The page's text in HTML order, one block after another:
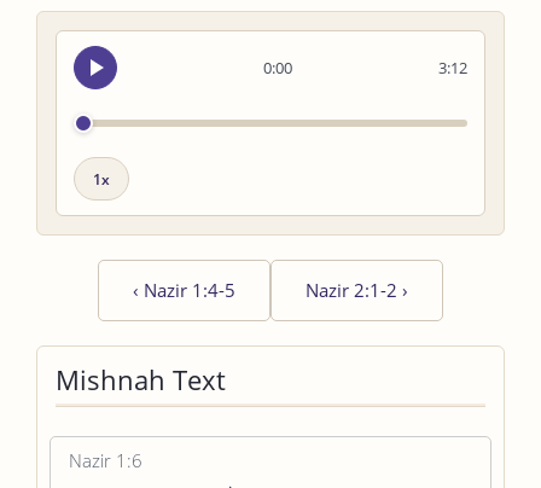
0:00
Seek
audio
3:12
Playback
‹ Nazir 1:4-5 Nazir 2:1-2 ›
Mishnah Text
Nazir 1:6